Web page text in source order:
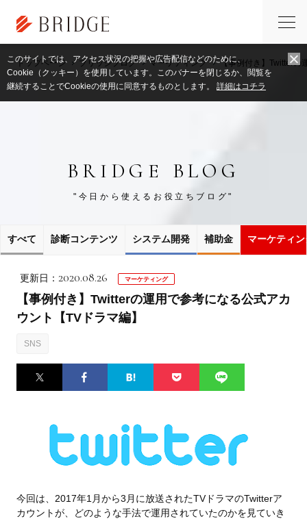
トップページ ブリッジブログ マーケティング 【事例付き】Twitterの
このサイトでは、アクセス状況の把握や広告配信などのために、
Cookie（クッキー）を使用しています。このバナーを閉じるか、閲覧を
継続することでCookieの使用に同意するものとします。 詳細はコチラ
BRIDGE BLOG
"今日から使えるお役立ちブログ"
すべて 診断コンテンツ システム開発 補助金 マーケティン
更新日： 2020.08.26 マーケティング
【事例付き】Twitterの運用で参考になる公式アカ
ウント【TVドラマ編】
SNS
今回は、2017年1月から3月に放送されたTVドラマのTwitterア
カウントが、どのような手法で運用されていたのかを見ていき